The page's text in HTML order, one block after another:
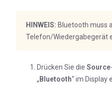
HINWEIS: Bluetooth muss
Telefon/Wiedergabegerät
Drücken Sie die Source
„Bluetooth“ im Display